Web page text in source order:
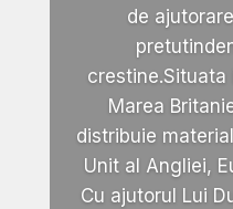
de
crestine.Situata
Marea
distribuie
Unit al Angliei,
Cu ajutorul Lui